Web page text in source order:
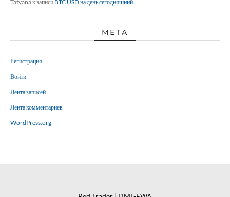
Tatyanaк записи BTC USD на день сегодняшний…
МЕТА
Регистрация
Войти
Лента записей
Лента комментариев
WordPress.org